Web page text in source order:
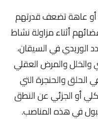
أو عاهة تضعف قدرتهم
أثناء مزاولة نشاط
الوريدي في السيقان،
والخلل والمرض العقلي
الحلق والحنجرة التي
أو الجزئي عن النطق
في هذه المناصب.